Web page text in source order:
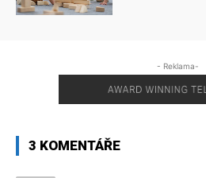
- Reklama-
3 KOMENTÁŘE